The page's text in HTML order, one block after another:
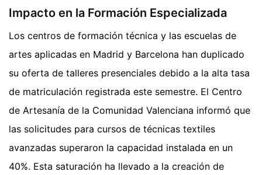
Impacto en la Formación Especializada
Los centros de formación técnica y las escuelas de
artes aplicadas en Madrid y Barcelona han duplicado
su oferta de talleres presenciales debido a la alta tasa
de matriculación registrada este semestre. El Centro
de Artesanía de la Comunidad Valenciana informó que
las solicitudes para cursos de técnicas textiles
avanzadas superaron la capacidad instalada en un
40%. Esta saturación ha llevado a la creación de